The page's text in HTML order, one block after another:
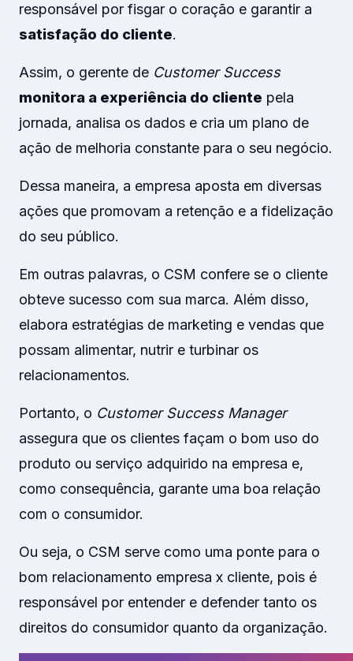
responsável por fisgar o coração e garantir a
satisfação do cliente.
Assim, o gerente de Customer Success
monitora a experiência do cliente pela
jornada, analisa os dados e cria um plano de
ação de melhoria constante para o seu negócio.
Dessa maneira, a empresa aposta em diversas
ações que promovam a retenção e a fidelização
do seu público.
Em outras palavras, o CSM confere se o cliente
obteve sucesso com sua marca. Além disso,
elabora estratégias de marketing e vendas que
possam alimentar, nutrir e turbinar os
relacionamentos.
Portanto, o Customer Success Manager
assegura que os clientes façam o bom uso do
produto ou serviço adquirido na empresa e,
como consequência, garante uma boa relação
com o consumidor.
Ou seja, o CSM serve como uma ponte para o
bom relacionamento empresa x cliente, pois é
responsável por entender e defender tanto os
direitos do consumidor quanto da organização.